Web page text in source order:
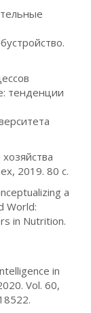
тенденции
2019. 80 с.
a
World:
in Nutrition.
in
Vol. 60,